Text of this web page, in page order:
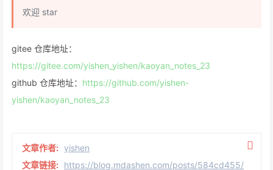
欢迎 star
gitee 仓库地址：
https://gitee.com/yishen_yishen/kaoyan_notes_23
github 仓库地址： https://github.com/yishen-
yishen/kaoyan_notes_23
文章作者: yishen
文章链接: https://blog.mdashen.com/posts/584cd455/